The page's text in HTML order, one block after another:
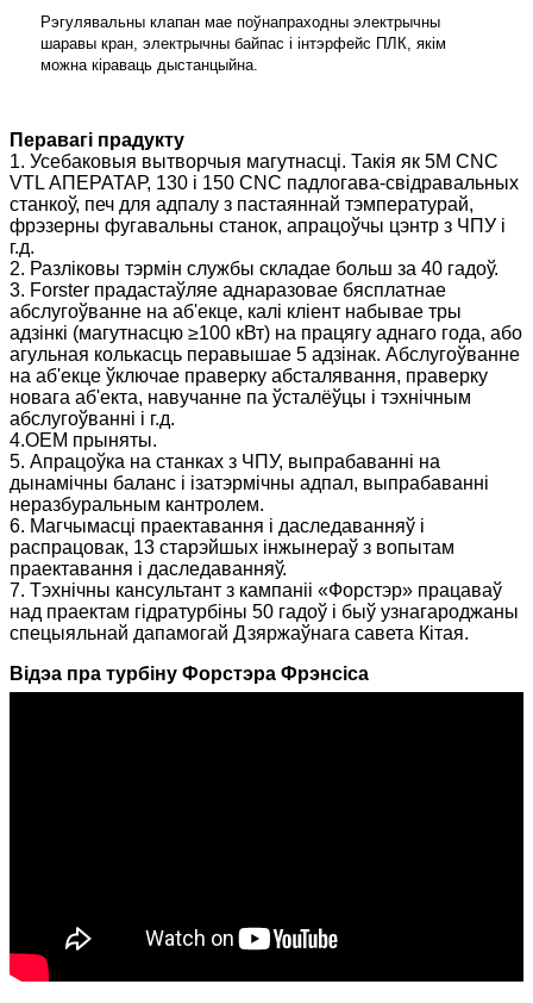
Рэгулявальны клапан мае поўнапраходны электрычны
шаравы кран, электрычны байпас і інтэрфейс ПЛК, якім
можна кіраваць дыстанцыйна.
Перавагі прадукту
1. Усебаковыя вытворчыя магутнасці. Такія як 5M CNC
VTL АПЕРАТАР, 130 і 150 CNC падлогава-свідравальных
станкоў, печ для адпалу з пастаяннай тэмпературай,
фрэзерны фугавальны станок, апрацоўчы цэнтр з ЧПУ і
г.д.
2. Разліковы тэрмін службы складае больш за 40 гадоў.
3. Forster прадастаўляе аднаразовае бясплатнае
абслугоўванне на аб'екце, калі кліент набывае тры
адзінкі (магутнасцю ≥100 кВт) на працягу аднаго года, або
агульная колькасць перавышае 5 адзінак. Абслугоўванне
на аб'екце ўключае праверку абсталявання, праверку
новага аб'екта, навучанне па ўсталёўцы і тэхнічным
абслугоўванні і г.д.
4.OEM прыняты.
5. Апрацоўка на станках з ЧПУ, выпрабаванні на
дынамічны баланс і ізатэрмічны адпал, выпрабаванні
неразбуральным кантролем.
6. Магчымасці праектавання і даследаванняў і
распрацовак, 13 старэйшых інжынераў з вопытам
праектавання і даследаванняў.
7. Тэхнічны кансультант з кампаніі «Форстэр» працаваў
над праектам гідратурбіны 50 гадоў і быў узнагароджаны
спецыяльнай дапамогай Дзяржаўнага савета Кітая.
Відэа пра турбіну Форстэра Фрэнсіса